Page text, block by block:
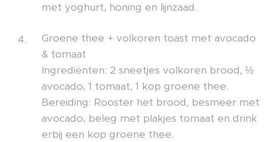
met yoghurt, honing en lijnzaad.
Groene thee + volkoren toast met avocado
& tomaat
Ingrediënten: 2 sneetjes volkoren brood, ½
avocado, 1 tomaat, 1 kop groene thee.
Bereiding: Rooster het brood, besmeer met
avocado, beleg met plakjes tomaat en drink
erbij een kop groene thee.